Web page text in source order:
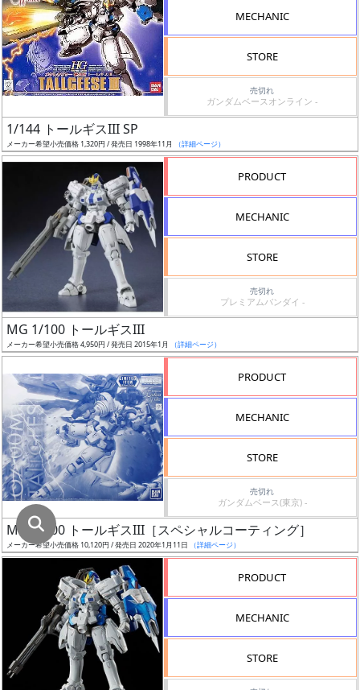
状
況
売
切
む
開
選
中
在
庫
復
活
近
日
発
売
Web
プッ
シュ
ャ
ラ
MECHANIC
STORE
売切れ
ガンダムベースオンライン -
1/144 トールギスIII SP
メーカー希望小売価格 1,320円 / 発売日 1998年11月 （詳細ページ）
PRODUCT
MECHANIC
STORE
売切れ
プレミアムバンダイ -
MG 1/100 トールギスIII
メーカー希望小売価格 4,950円 / 発売日 2015年1月 （詳細ページ）
PRODUCT
MECHANIC
STORE
売切れ
ガンダムベース(東京) -
MG 1/100 トールギスIII［スペシャルコーティング］
メーカー希望小売価格 10,120円 / 発売日 2020年1月11日 （詳細ページ）
PRODUCT
MECHANIC
STORE